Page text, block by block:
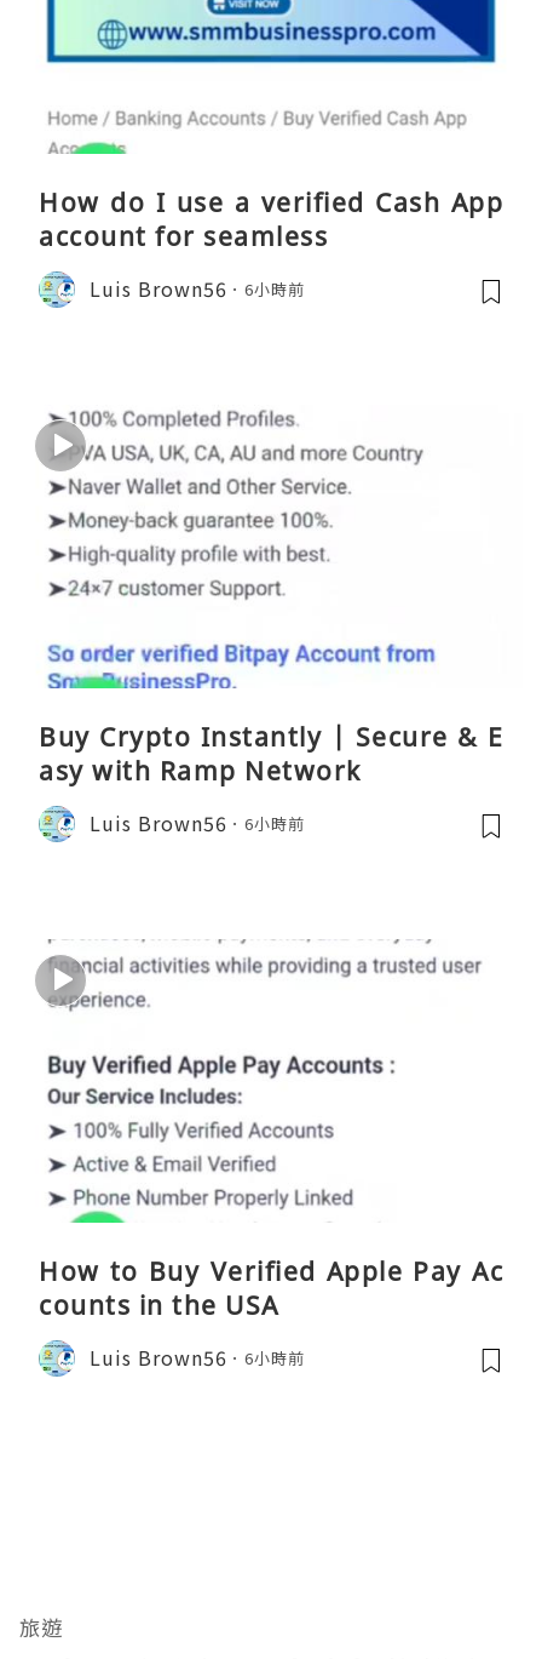
How do I use a verified Cash App
account for seamless
Luis Brown56 6小時前
Buy Crypto Instantly | Secure & E
asy with Ramp Network
Luis Brown56 6小時前
How to Buy Verified Apple Pay Ac
counts in the USA
Luis Brown56 6小時前
旅遊